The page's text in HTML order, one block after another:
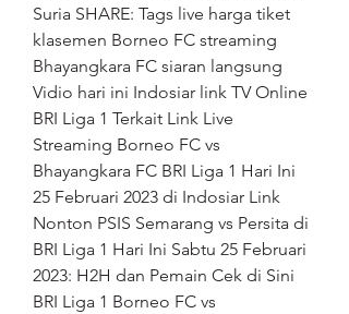
Suria SHARE: Tags live harga tiket
klasemen Borneo FC streaming
Bhayangkara FC siaran langsung
Vidio hari ini Indosiar link TV Online
BRI Liga 1 Terkait Link Live
Streaming Borneo FC vs
Bhayangkara FC BRI Liga 1 Hari Ini
25 Februari 2023 di Indosiar Link
Nonton PSIS Semarang vs Persita di
BRI Liga 1 Hari Ini Sabtu 25 Februari
2023: H2H dan Pemain Cek di Sini
BRI Liga 1 Borneo FC vs